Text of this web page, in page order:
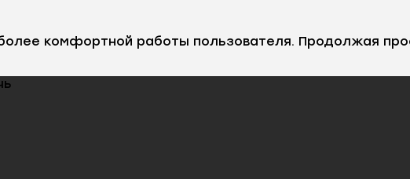
комфортной работы пользователя. Продолжая